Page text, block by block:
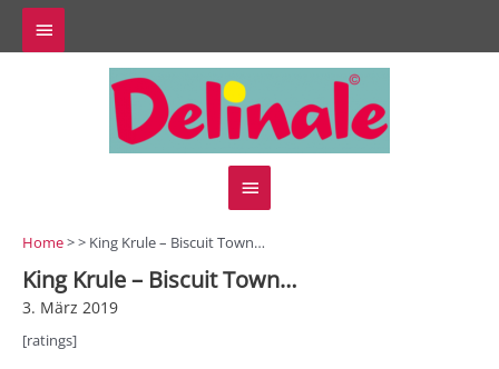
Zum
Inhalt
springen
Above
Hauptmenü
Home> > King Krule – Biscuit Town…
King Krule – Biscuit Town…
3. März 2019
[ratings]